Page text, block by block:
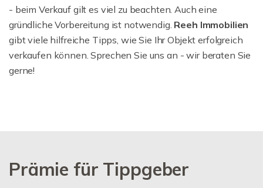
- beim Verkauf gilt es viel zu beachten. Auch eine
gründliche Vorbereitung ist notwendig. Reeh Immobilien
gibt viele hilfreiche Tipps, wie Sie Ihr Objekt erfolgreich
verkaufen können. Sprechen Sie uns an - wir beraten Sie
gerne!
Prämie für Tippgeber